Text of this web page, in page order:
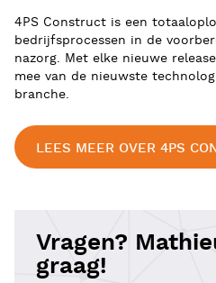
4PS Construct is een
bedrijfsprocessen in de
nazorg. Met elke nieuwe
mee van de nieuwste
branche.
LEES MEER OVER 4PS
Vragen?
graag!